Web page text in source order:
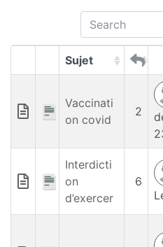
Sujet
Vaccinati
on covid
2
Interdicti
on
d’exercer
6